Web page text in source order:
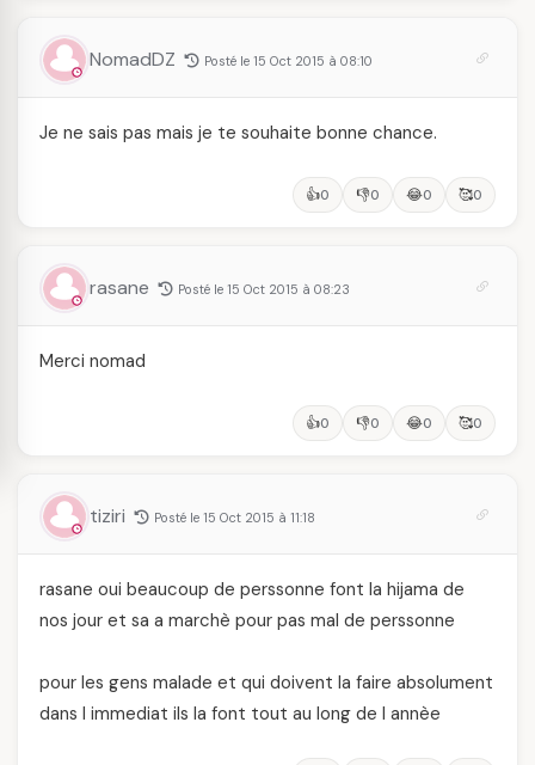
NomadDZ Posté le 15 Oct 2015 à 08:10
Je ne sais pas mais je te souhaite bonne chance.
👍0 👎0 😂0 🥰0
rasane Posté le 15 Oct 2015 à 08:23
Merci nomad
👍0 👎0 😂0 🥰0
tiziri Posté le 15 Oct 2015 à 11:18
rasane oui beaucoup de perssonne font la hijama de
nos jour et sa a marchè pour pas mal de perssonne
pour les gens malade et qui doivent la faire absolument
dans l immediat ils la font tout au long de l annèe